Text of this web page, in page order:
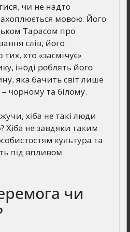
чи не надто
мовою. Його
Тарасом про
слів, його
хто «засмічує»
іноді роблять його
яка бачить світ лише
чорному та білому.
хіба не такі люди
Хіба не завдяки таким
культура та
під впливом
чи